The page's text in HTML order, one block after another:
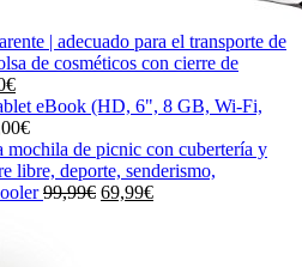
| adecuado para el transporte de
de cosméticos con cierre de
€El
precio
actual
es:
22,90€.
eBook (HD, 6", 8 GB, Wi-Fi,
€
mochila de picnic con cubertería y
libre, deporte, senderismo,
99,99€ El
69,99€El